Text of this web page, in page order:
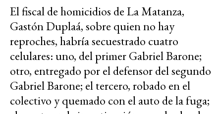
El fiscal de homicidios de La Matanza,
Gastón Duplaá, sobre quien no hay
reproches, habría secuestrado cuatro
celulares: uno, del primer Gabriel Barone;
otro, entregado por el defensor del segundo
Gabriel Barone; el tercero, robado en el
colectivo y quemado con el auto de la fuga;